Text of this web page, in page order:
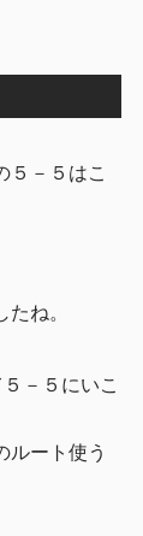
５－５はこ
ね。
－５にいこ
ルート使う